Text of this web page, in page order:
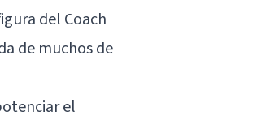
del Coach
de muchos de
el